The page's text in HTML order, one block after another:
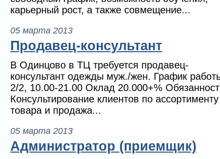
карьерный рост, а также совмещение...
05 марта 2013
Продавец-консультант
В Одинцово в ТЦ требуется продавец-
консультант одежды муж./жен. График
2/2, 10.00-21.00 Оклад 20.000+%
Консультирование клиентов по ассортименту
товара и продажа...
05 марта 2013
Администратор (приемщик)